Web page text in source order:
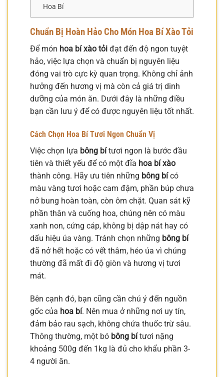
Hoa Bí
Chuẩn Bị Hoàn Hảo Cho Món Hoa Bí Xào Tỏi
Để món hoa bí xào tỏi đạt đến độ ngon tuyệt
hảo, việc lựa chọn và chuẩn bị nguyên liệu
đóng vai trò cực kỳ quan trọng. Không chỉ ảnh
hưởng đến hương vị mà còn cả giá trị dinh
dưỡng của món ăn. Dưới đây là những điều
bạn cần lưu ý để có được nguyên liệu tốt nhất.
Cách Chọn Hoa BíTươi Ngon Chuẩn Vị
Việc chọn lựa bông bítươi ngon là bước đầu
tiên và thiết yếu để có một đĩa hoa bí xào
thành công. Hãy ưu tiên những bông bícó
màu vàng tươi hoặc cam đậm, phần búp chưa
nở bung hoàn toàn, còn ôm chặt. Quan sát kỹ
phần thân và cuống hoa, chúng nên có màu
xanh non, cứng cáp, không bị dập nát hay có
dấu hiệu úa vàng. Tránh chọn những bông bí
đã nở hết hoặc có vết thâm, héo úa vì chúng
thường đã mất đi độ giòn và hương vị tươi
mát.
Bên cạnh đó, bạn cũng cần chú ý đến nguồn
gốc của hoa bí. Nên mua ở những nơi uy tín,
đảm bảo rau sạch, không chứa thuốc trừ sâu.
Thông thường, một bó bông bítươi nặng
khoảng 500g đến 1kg là đủ cho khẩu phần 3-
4 người ăn.